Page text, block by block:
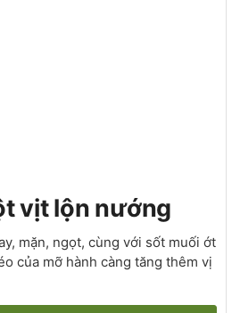
vịt lộn nướng
mặn, ngọt, cùng với sốt muối ớt
của mỡ hành càng tăng thêm vị